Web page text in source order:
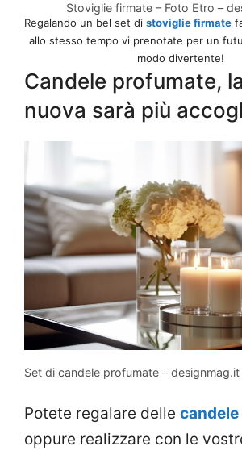
Stoviglie firmate – Foto Etro –
Regalando un bel set di stoviglie firmate
allo stesso tempo vi prenotate per un
modo divertente!
Candele profumate,
nuova sarà più
Set di candele profumate – designmag.it
Potete regalare delle
oppure realizzare con le